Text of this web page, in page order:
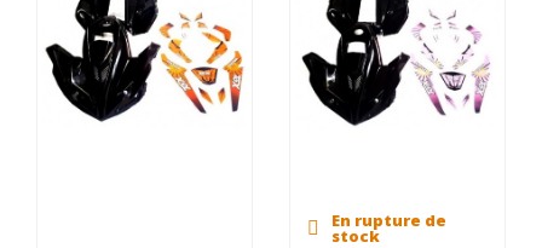
En rupture de
stock